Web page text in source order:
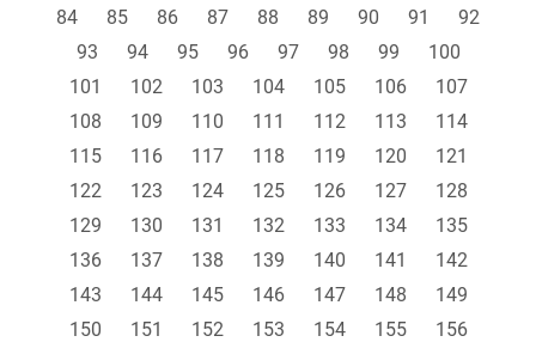
84
85 86 87 88 89 90 91
92
93
94 95 96 97 98 99
100
101
102 103 104 105 106
107
108
109 110 111 112 113
114
115
116 117 118 119 120
121
122
123 124 125 126 127
128
129
130 131 132 133 134
135
136
137 138 139 140 141
142
143
144 145 146 147 148
149
150
151 152 153 154 155
156